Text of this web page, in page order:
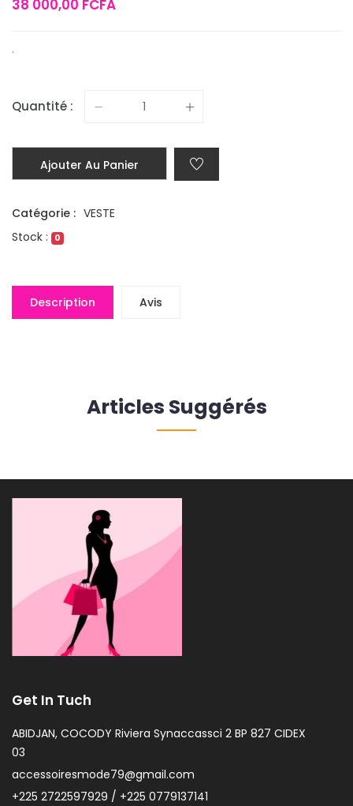
38 000,00 FCFA
.
Quantité :
Ajouter Au Panier
Catégorie : VESTE
Stock :
0
Description Avis
Articles Suggérés
Get In Tuch
ABIDJAN, COCODY Riviera Synaccassci 2 BP 827 CIDEX
03
accessoiresmode79@gmail.com
+225 2722597929 / +225 0779137141